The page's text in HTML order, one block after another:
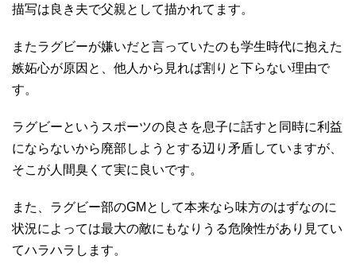
描写は良き夫で父親として描かれてます。
またラグビーが嫌いだと言っていたのも学生時代に抱えた
嫉妬心が原因と、他人から見れば割りと下らない理由で
す。
ラグビーというスポーツの良さを息子に話すと同時に利益
にならないから廃部しようとする辺り矛盾していますが、
そこが人間臭くて実に良いです。
また、ラグビー部のGMとして本来なら味方のはずなのに
状況によっては最大の敵にもなりうる危険性があり見てい
てハラハラします。